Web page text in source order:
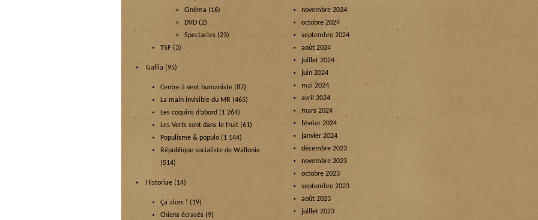
Cinéma (16)
DVD (2)
Spectacles (23)
TSF (3)
Gallia (95)
Centre à vent humaniste (87)
La main invisible du MR (465)
Les coquins d’abord (1 264)
Les Verts sont dans le fruit (61)
Populisme & populo (1 144)
République socialiste de Wallonie
(514)
Historiae (14)
Ça alors ! (19)
Chiens écrasés (9)
novembre 2024
octobre 2024
septembre 2024
août 2024
juillet 2024
juin 2024
mai 2024
avril 2024
mars 2024
février 2024
janvier 2024
décembre 2023
novembre 2023
octobre 2023
septembre 2023
août 2023
juillet 2023